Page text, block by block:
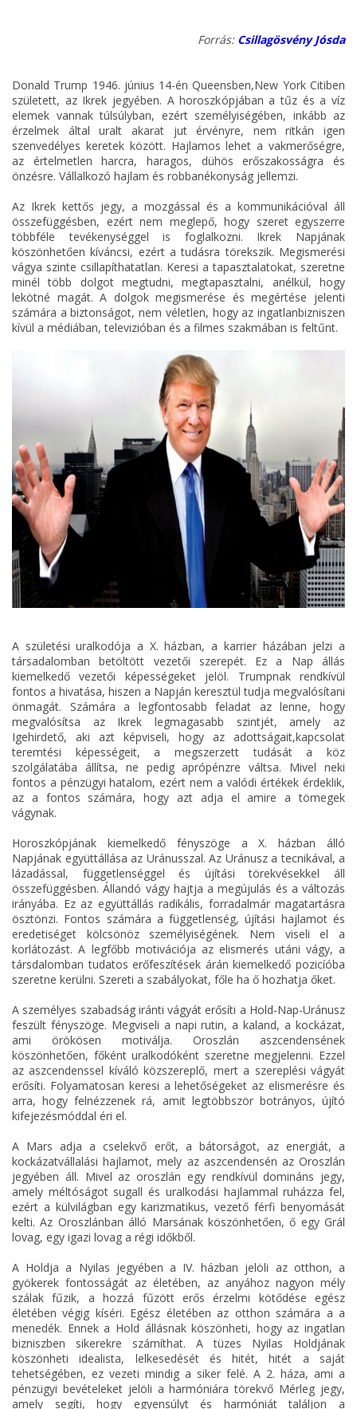
Forrás: Csillagösvény Jósda
Donald Trump 1946. június 14-én Queensben,New York Citiben
született, az Ikrek jegyében. A horoszkópjában a tűz és a víz
elemek vannak túlsúlyban, ezért személyiségében, inkább az
érzelmek által uralt akarat jut érvényre, nem ritkán igen
szenvedélyes keretek között. Hajlamos lehet a vakmerőségre,
az értelmetlen harcra, haragos, dühös erőszakosságra és
önzésre. Vállalkozó hajlam és robbanékonyság jellemzi.
Az Ikrek kettős jegy, a mozgással és a kommunikációval áll
összefüggésben, ezért nem meglepő, hogy szeret egyszerre
többféle tevékenységgel is foglalkozni. Ikrek Napjának
köszönhetően kíváncsi, ezért a tudásra törekszik. Megismerési
vágya szinte csillapíthatatlan. Keresi a tapasztalatokat, szeretne
minél több dolgot megtudni, megtapasztalni, anélkül, hogy
lekötné magát. A dolgok megismerése és megértése jelenti
számára a biztonságot, nem véletlen, hogy az ingatlanbizniszen
kívül a médiában, televizióban és a filmes szakmában is feltűnt.
A születési uralkodója a X. házban, a karrier házában jelzi a
társadalomban betöltött vezetői szerepét. Ez a Nap állás
kiemelkedő vezetői képességeket jelöl. Trumpnak rendkívül
fontos a hivatása, hiszen a Napján keresztül tudja megvalósítani
önmagát. Számára a legfontosabb feladat az lenne, hogy
megvalósítsa az Ikrek legmagasabb szintjét, amely az
Igehirdető, aki azt képviseli, hogy az adottságait,kapcsolat
teremtési képességeit, a megszerzett tudását a köz
szolgálatába állítsa, ne pedig aprópénzre váltsa. Mivel neki
fontos a pénzügyi hatalom, ezért nem a valódi értékek érdeklik,
az a fontos számára, hogy azt adja el amire a tömegek
vágynak.
Horoszkópjának kiemelkedő fényszöge a X. házban álló
Napjának együttállása az Uránusszal. Az Uránusz a tecnikával, a
lázadással, függetlenséggel és újítási törekvésekkel áll
összefüggésben. Állandó vágy hajtja a megújulás és a változás
irányába. Ez az együttállás radikális, forradalmár magatartásra
ösztönzi. Fontos számára a függetlenség, újítási hajlamot és
eredetiséget kölcsönöz személyiségének. Nem viseli el a
korlátozást. A legfőbb motivációja az elismerés utáni vágy, a
társdalomban tudatos erőfeszítések árán kiemelkedő pozicíóba
szeretne kerülni. Szereti a szabályokat, főle ha ő hozhatja őket.
A személyes szabadság iránti vágyát erősíti a Hold-Nap-Uránusz
feszült fényszöge. Megviseli a napi rutin, a kaland, a kockázat,
ami örökösen motiválja. Oroszlán aszcendensének
köszönhetően, főként uralkodóként szeretne megjelenni. Ezzel
az aszcendenssel kíváló közszereplő, mert a szereplési vágyát
erősíti. Folyamatosan keresi a lehetőségeket az elismerésre és
arra, hogy felnézzenek rá, amit legtöbbször botrányos, újító
kifejezésmóddal éri el.
A Mars adja a cselekvő erőt, a bátorságot, az energiát, a
kockázatvállalási hajlamot, mely az aszcendensén az Oroszlán
jegyében áll. Mivel az oroszlán egy rendkívül domináns jegy,
amely méltóságot sugall és uralkodási hajlammal ruházza fel,
ezért a külvilágban egy karizmatikus, vezető férfi benyomását
kelti. Az Oroszlánban álló Marsának köszönhetően, ő egy Grál
lovag, egy igazi lovag a régi időkből.
A Holdja a Nyilas jegyében a IV. házban jelöli az otthon, a
gyökerek fontosságát az életében, az anyához nagyon mély
szálak fűzik, a hozzá fűzött erős érzelmi kötődése egész
életében végig kíséri. Egész életében az otthon számára a a
menedék. Ennek a Hold állásnak köszönheti, hogy az ingatlan
bizniszben sikerekre számíthat. A tüzes Nyilas Holdjának
köszönheti idealista, lelkesedését és hitét, hitét a saját
tehetségében, ez vezeti mindig a siker felé. A 2. háza, ami a
pénzügyi bevételeket jelöli a harmóniára törekvő Mérleg jegy,
amely segíti, hogy egyensúlyt és harmóniát találjon a